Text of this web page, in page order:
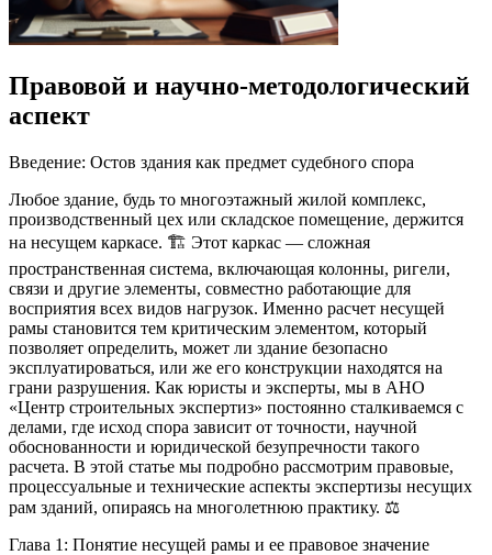
Правовой и научно-методологический
аспект
Введение: Остов здания как предмет судебного спора
Любое здание, будь то многоэтажный жилой комплекс,
производственный цех или складское помещение, держится
на несущем каркасе. 🏗️ Этот каркас — сложная
пространственная система, включающая колонны, ригели,
связи и другие элементы, совместно работающие для
восприятия всех видов нагрузок. Именно расчет несущей
рамы становится тем критическим элементом, который
позволяет определить, может ли здание безопасно
эксплуатироваться, или же его конструкции находятся на
грани разрушения. Как юристы и эксперты, мы в АНО
«Центр строительных экспертиз» постоянно сталкиваемся с
делами, где исход спора зависит от точности, научной
обоснованности и юридической безупречности такого
расчета. В этой статье мы подробно рассмотрим правовые,
процессуальные и технические аспекты экспертизы несущих
рам зданий, опираясь на многолетнюю практику. ⚖️
Глава 1: Понятие несущей рамы и ее правовое значение